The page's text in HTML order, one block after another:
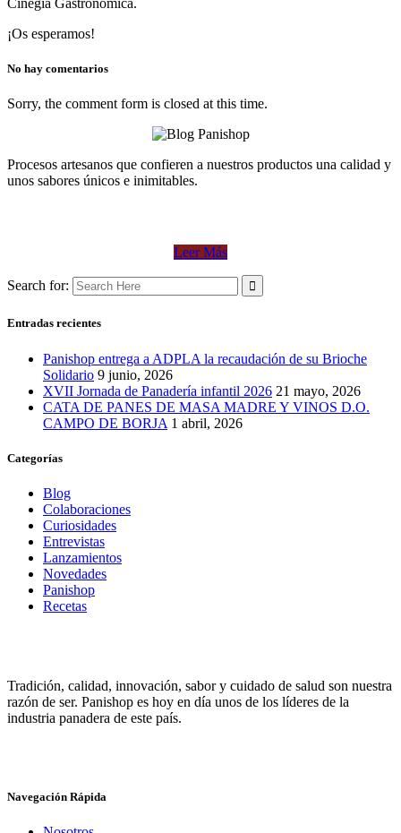
¡Os esperamos!
No hay comentarios
Sorry, the comment form is closed at this time.
Procesos artesanos que confieren a nuestros productos una calidad y
unos sabores únicos e inimitables.
Leer Más
Search for:
Entradas recientes
Panishop entrega a ADPLA la recaudación de su Brioche
Solidario 9 junio, 2026
XVII Jornada de Panadería infantil 2026 21 mayo, 2026
CATA DE PANES DE MASA MADRE Y VINOS D.O.
CAMPO DE BORJA 1 abril, 2026
Categorías
Blog
Colaboraciones
Curiosidades
Entrevistas
Lanzamientos
Novedades
Panishop
Recetas
Tradición, calidad, innovación, sabor y cuidado de salud son nuestra
razón de ser. Panishop es hoy en día unos de los líderes de la
industria panadera de este país.
Navegación Rápida